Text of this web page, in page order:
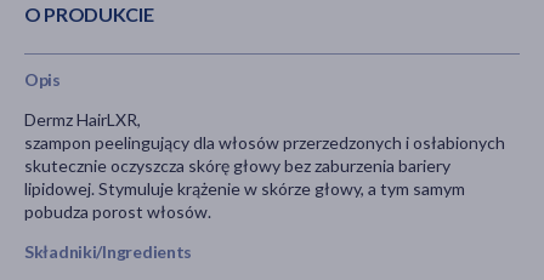
O PRODUKCIE
Opis
Dermz HairLXR,
szampon peelingujący dla włosów przerzedzonych i osłabionych
skutecznie oczyszcza skórę głowy bez zaburzenia bariery
lipidowej. Stymuluje krążenie w skórze głowy, a tym samym
pobudza porost włosów.
Składniki/Ingredients